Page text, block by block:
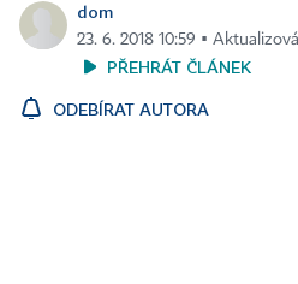
dom
23. 6. 2018 10:59 ▪
PŘEHRÁT ČLÁNEK
ODEBÍRAT AUTORA